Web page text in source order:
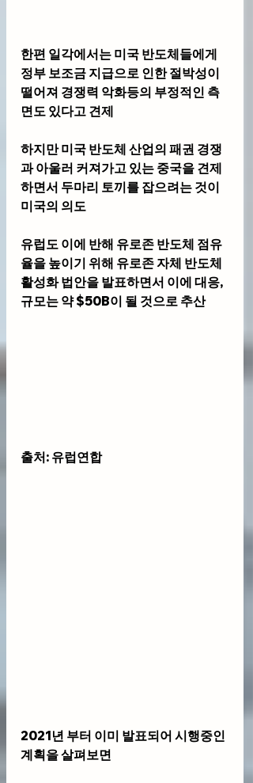
한편 일각에서는 미국 반도체들에게
정부 보조금 지급으로 인한 절박성이
떨어져 경쟁력 악화등의 부정적인 측
면도 있다고 견제
하지만 미국 반도체 산업의 패권 경쟁
과 아울러 커져가고 있는 중국을 견제
하면서 두마리 토끼를 잡으려는 것이
미국의 의도
유럽도 이에 반해 유로존 반도체 점유
율을 높이기 위해 유로존 자체 반도체
활성화 법안을 발표하면서 이에 대응,
규모는 약 $50B이 될 것으로 추산
출처: 유럽연합
2021년 부터 이미 발표되어 시행중인
계획을 살펴보면